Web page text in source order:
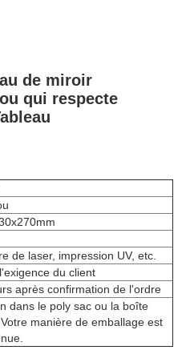
de miroir
qui respecte
de laser, impression UV, etc.
du client
après confirmation de l'ordre
dans le poly sac ou la boîte
manière de emballage est